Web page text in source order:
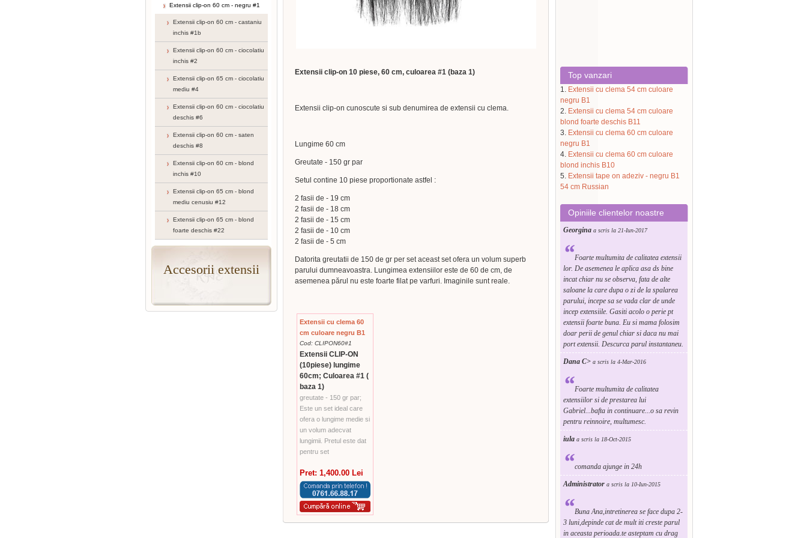
Extensii clip-on 60 cm - negru #1
Extensii clip-on 60 cm - castaniu
inchis #1b
Extensii clip-on 60 cm - ciocolatiu
inchis #2
Extensii clip-on 65 cm - ciocolatiu
mediu #4
Extensii clip-on 60 cm - ciocolatiu
deschis #6
Extensii clip-on 60 cm - saten
deschis #8
Extensii clip-on 60 cm - blond
inchis #10
Extensii clip-on 65 cm - blond
mediu cenusiu #12
Extensii clip-on 65 cm - blond
foarte deschis #22
Accesorii extensii
Extensii clip-on 10 piese, 60 cm, culoarea #1 (baza 1)
Extensii clip-on cunoscute si sub denumirea de extensii cu clema.
Lungime 60 cm
Greutate - 150 gr par
Setul contine 10 piese proportionate astfel :
2 fasii de - 19 cm
2 fasii de - 18 cm
2 fasii de - 15 cm
2 fasii de - 10 cm
2 fasii de - 5 cm
Datorita greutatii de 150 de gr per set aceast set ofera un volum superb
parului dumneavoastra. Lungimea extensiilor este de 60 de cm, de
asemenea părul nu este foarte filat pe varfuri. Imaginile sunt reale.
Extensii cu clema 60
cm culoare negru B1
Cod: CLIPON60#1
Extensii CLIP-ON
(10piese) lungime
60cm; Culoarea #1 (
baza 1)
greutate - 150 gr par;
Este un set ideal care
ofera o lungime medie si
un volum adecvat
lungimii. Pretul este dat
pentru set
Pret: 1,400.00 Lei
Top vanzari
1. Extensii cu clema 54 cm culoare
negru B1
2. Extensii cu clema 54 cm culoare
blond foarte deschis B11
3. Extensii cu clema 60 cm culoare
negru B1
4. Extensii cu clema 60 cm culoare
blond inchis B10
5. Extensii tape on adeziv - negru B1
54 cm Russian
Opiniile clientelor noastre
Georgina a scris la 21-Iun-2017
“Foarte multumita de calitatea extensii
lor. De asemenea le aplica asa ds bine
incat chiar nu se observa, fata de alte
saloane la care dupa o zi de la spalarea
parului, incepe sa se vada clar de unde
incep extensiile. Gasiti acolo o perie pt
extensii foarte buna. Eu si mama folosim
doar perii de genul chiar si daca nu mai
port extensii. Descurca parul instantaneu.
Dana C> a scris la 4-Mar-2016
“Foarte multumita de calitatea
extensiilor si de prestarea lui
Gabriel...bafta in continuare...o sa revin
pentru reinnoire, multumesc.
iula a scris la 18-Oct-2015
“comanda ajunge in 24h
Administrator a scris la 10-Iun-2015
“Buna Ana,intretinerea se face dupa 2-
3 luni,depinde cat de mult iti creste parul
in aceasta perioada.te asteptam cu drag